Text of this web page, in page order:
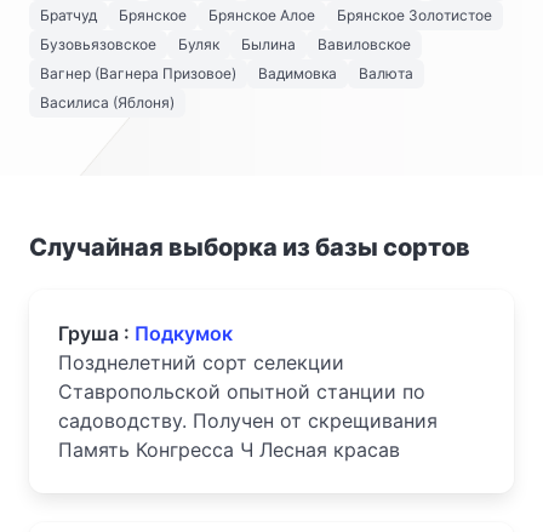
Братчуд
Брянское Брянское Алое
Брянское Золотистое
Бузовьязовское
Буляк Былина
Вавиловское
Вагнер (Вагнера Призовое)
Вадимовка
Валюта
Василиса (Яблоня)
Случайная выборка из базы сортов
Груша : Подкумок
Позднелетний сорт селекции
Ставропольской опытной станции по
садоводству. Получен от скрещивания
Память Конгресса Ч Лесная красав